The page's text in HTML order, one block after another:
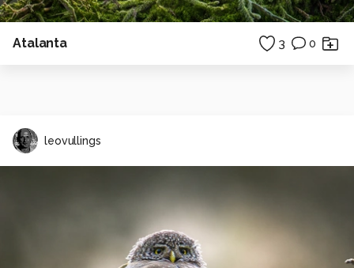
Atalanta 3 0
leovullings